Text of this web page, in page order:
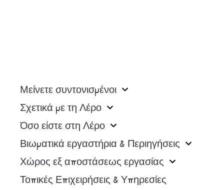
Μείνετε συντονισμένοι
Σχετικά με τη Λέρο
Όσο είστε στη Λέρο
Βιωματικά εργαστήρια & Περιηγήσεις
Χώρος εξ αποστάσεως εργασίας
Τοπικές Επιχειρήσεις & Υπηρεσίες